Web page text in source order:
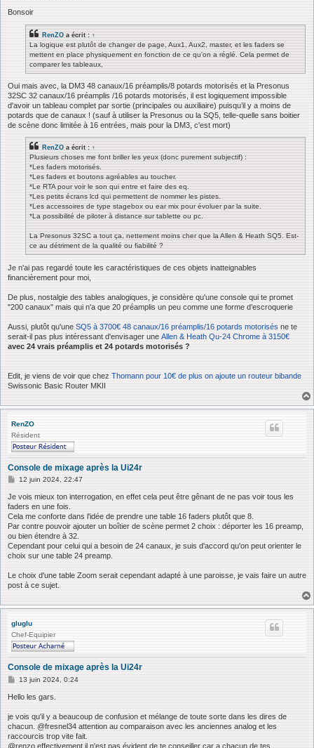
s
Bonsoir
RenZO a écrit : ↑
La logique est plutôt de changer de page, Aux1, Aux2, master, et les faders se
mettent en place physiquement en fonction de ce qu'on a réglé. Cela permet de
comparer les tableaux,
Oui mais avec, la DM3 48 canaux/16 préamplis/8 potards motorisés et la Presonus
32SC 32 canaux/16 préamplis /16 potards motorisés, il est logiquement impossible
d'avoir un tableau complet par sortie (principales ou auxiliaire) puisqu’il y a moins de
potards que de canaux ! (sauf à utiliser la Presonus ou la SQ5, telle-quelle sans boitier
de scène donc limitée à 16 entrées, mais pour la DM3, c'est mort)
RenZO a écrit : ↑
Plusieurs choses me font briller les yeux (donc purement subjectif) :
*Les faders motorisés.
*Les faders et boutons agréables au toucher.
*Le RTA pour voir le son qui entre et faire des eq.
*Les petits écrans lcd qui permettent de nommer les pistes.
*Les accessoires de type stagebox ou ear mix pour évoluer par la suite.
*La possibilité de piloter à distance sur tablette ou pc.
La Presonus 32SC a tout ça, nettement moins cher que la Allen & Heath SQ5. Est-
ce au détriment de la qualité ou fiabilité ?
Je n'ai pas regardé toute les caractéristiques de ces objets inatteignables
financièrement pour moi,
De plus, nostalgie des tables analogiques, je considère qu'une console qui te promet
"200 canaux" mais qui n'a que 20 préamplis un peu comme une forme d’escroquerie
Aussi, plutôt qu'une SQ5 à 3700€ 48 canaux/16 préamplis/16 potards motorisés ne te
serait-il pas plus intéressant d'envisager une Allen & Heath Qu-24 Chrome à 3150€
avec 24 vrais préamplis et 24 potards motorisés ?
Edit, je viens de voir que chez Thomann pour 10€ de plus on ajoute un routeur bibande
Swissonic Basic Router MKII
RenZO
Résident
Console de mixage après la Ui24r
M
s
s
a
g
e
12 juin 2024, 22:47
Je vois mieux ton interrogation, en effet cela peut être gênant de ne pas voir tous les
faders en une fois.
Cela me conforte dans l'idée de prendre une table 16 faders plutôt que 8.
Par contre pouvoir ajouter un boîtier de scène permet 2 choix : déporter les 16 preamp,
ou bien étendre à 32.
Cependant pour celui qui a besoin de 24 canaux, je suis d'accord qu'on peut orienter le
choix sur une table 24 preamp.
Le choix d'une table Zoom serait cependant adapté à une paroisse, je vais faire un autre
post à ce sujet.
gluglu
Chef-Equipier
Console de mixage après la Ui24r
M
s
g
e
13 juin 2024, 0:24
Hello les gars.
je vois qu'il y a beaucoup de confusion et mélange de toute sorte dans les dires de
chacun. @fresnel34 attention au comparaison avec les anciennes analog et les
raccourcis trop vite fait.
@renzo effectivement il n'est pas évident de te conseiller car a chacun de tes